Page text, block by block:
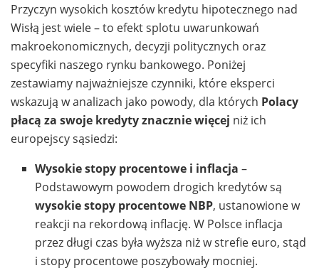
Przyczyn wysokich kosztów kredytu hipotecznego nad
Wisłą jest wiele – to efekt splotu uwarunkowań
makroekonomicznych, decyzji politycznych oraz
specyfiki naszego rynku bankowego. Poniżej
zestawiamy najważniejsze czynniki, które eksperci
wskazują w analizach jako powody, dla których Polacy
płacą za swoje kredyty znacznie więcej niż ich
europejscy sąsiedzi:
Wysokie stopy procentowe i inflacja –
Podstawowym powodem drogich kredytów są
wysokie stopy procentowe NBP, ustanowione w
reakcji na rekordową inflację. W Polsce inflacja
przez długi czas była wyższa niż w strefie euro, stąd
i stopy procentowe poszybowały mocniej.